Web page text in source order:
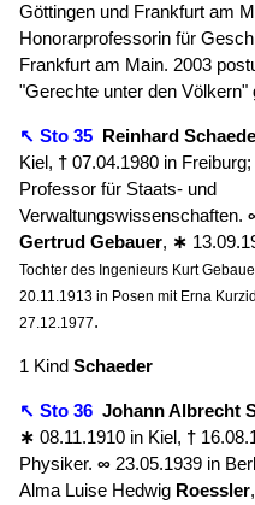
Göttingen und Frankfurt am
Honorarprofessorin für
Frankfurt am Main. 2003
"Gerechte unter den Völkern"
↖ Sto 35 Reinhard
Kiel, † 07.04.1980 in
Professor für Staats- und
Verwaltungswissenschaften.
Gertrud Gebauer, ∗
Tochter des Ingenieurs Kurt
20.11.1913 in Posen mit Erna
27.12.1977.
1 Kind Schaeder
↖ Sto 36 Johann Albrecht
∗ 08.11.1910 in Kiel, †
Physiker. ∞ 23.05.1939 in
Alma Luise Hedwig Roessler,